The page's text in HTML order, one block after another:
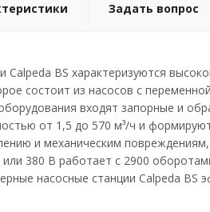
Задать вопрос
Calpeda BS характеризуются
состоит из насосов с
входят запорные и
от 1,5 до 570 м³/ч и
и механическим
380 В работает с 2900
насосные станции Calpeda